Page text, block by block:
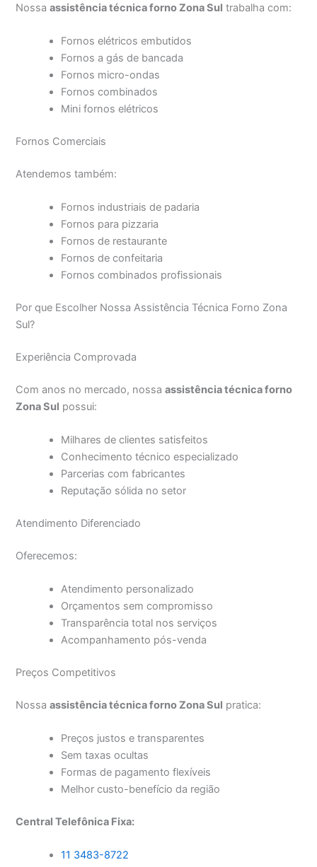
Nossaassistência técnica forno Zona Sul trabalha com:
Fornos elétricos embutidos
Fornos a gás de bancada
Fornos micro-ondas
Fornos combinados
Mini fornos elétricos
Fornos Comerciais
Atendemos também:
Fornos industriais de padaria
Fornos para pizzaria
Fornos de restaurante
Fornos de confeitaria
Fornos combinados profissionais
Por que Escolher Nossa Assistência Técnica Forno Zona
Sul?
Experiência Comprovada
Com anos no mercado, nossaassistência técnica forno
Zona Sul possui:
Milhares de clientes satisfeitos
Conhecimento técnico especializado
Parcerias com fabricantes
Reputação sólida no setor
Atendimento Diferenciado
Oferecemos:
Atendimento personalizado
Orçamentos sem compromisso
Transparência total nos serviços
Acompanhamento pós-venda
Preços Competitivos
Nossaassistência técnica forno Zona Sul pratica:
Preços justos e transparentes
Sem taxas ocultas
Formas de pagamento flexíveis
Melhor custo-benefício da região
Central Telefônica Fixa:
11 3483-8722